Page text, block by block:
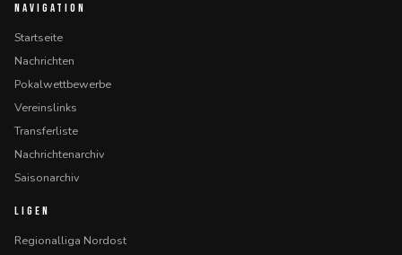
NAVIGATION
Startseite
Nachrichten
Pokalwettbewerbe
Vereinslinks
Transferliste
Nachrichtenarchiv
Saisonarchiv
LIGEN
Regionalliga Nordost